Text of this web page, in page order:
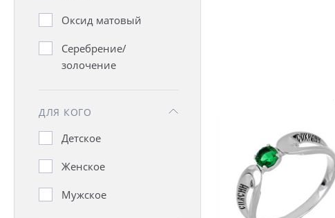
Псалмы
Св.Николай
Оксид матовый
Серебрение/
золочение
ДЛЯ КОГО
Детское
Женское
Мужское